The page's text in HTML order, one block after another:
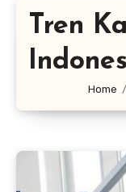
Tren
Home